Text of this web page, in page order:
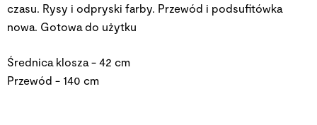
czasu. Rysy i odpryski farby. Przewód i podsufitówka
nowa. Gotowa do użytku
Średnica klosza - 42 cm
Przewód - 140 cm